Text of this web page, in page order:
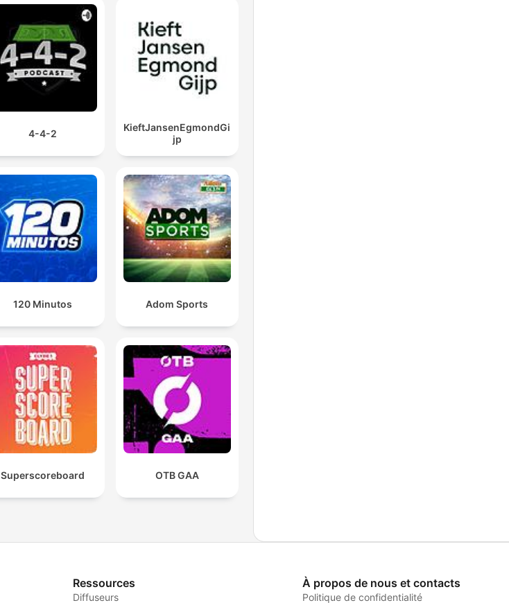
4-4-2
KieftJansenEgmondGi
jp
120 Minutos Adom Sports
Superscoreboard OTB GAA
Ressources
Diffuseurs
À propos de nous et contacts
Politique de confidentialité